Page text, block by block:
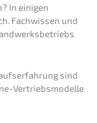
In einigen
Fachwis­sen und
sind
Vertriebs­mo­del­le